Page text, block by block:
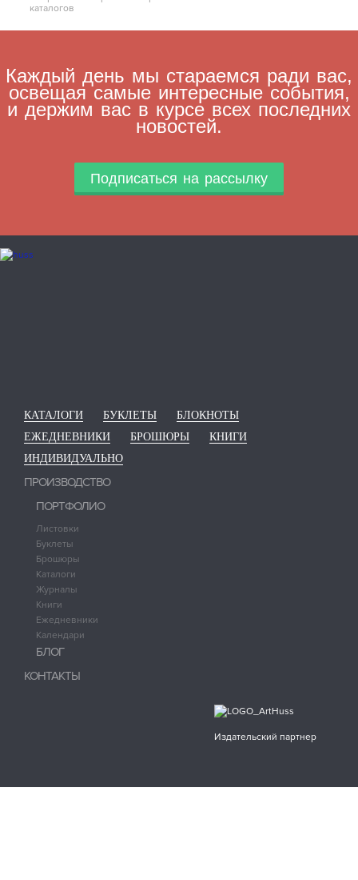
каталогов
Каждый день мы стараемся ради вас,
освещая самые интересные события,
и держим вас в курсе всех последних
новостей.
Подписаться на рассылку
КАТАЛОГИ БУКЛЕТЫ
БЛОКНОТЫ
ЕЖЕДНЕВНИКИ
БРОШЮРЫ
КНИГИ
ИНДИВИДУАЛЬНО
ПРОИЗВОДСТВО
ПОРТФОЛИО
Листовки
Буклеты
Брошюры
Каталоги
Журналы
Книги
Ежедневники
Календари
БЛОГ
КОНТАКТЫ
Издательский партнер